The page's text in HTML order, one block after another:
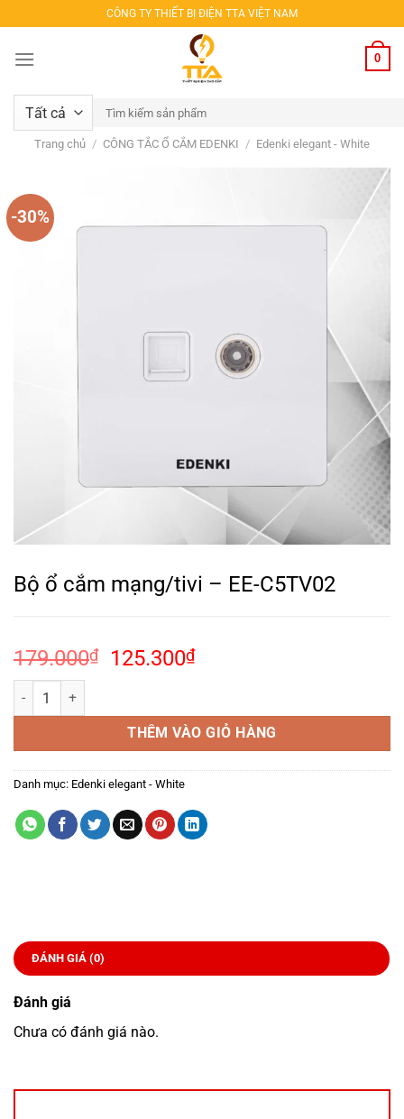
qua
nội
CÔNG TY THIẾT BỊ ĐIỆN TTA VIỆT NAM
0
Tìm
kiếm:
Trang chủ / CÔNG TẮC Ổ CẮM EDENKI / Edenki elegant - White
-30%
Bộ ổ cắm mạng/tivi – EE-C5TV02
179.000₫
Giá
179.000₫.
125.300₫Giá
là:
125.300₫.
Bộ ổ cắm mạng/tivi – EE-C5TV02 số lượng
THÊM VÀO GIỎ HÀNG
Danh mục: Edenki elegant - White
ĐÁNH GIÁ (0)
Đánh giá
Chưa có đánh giá nào.